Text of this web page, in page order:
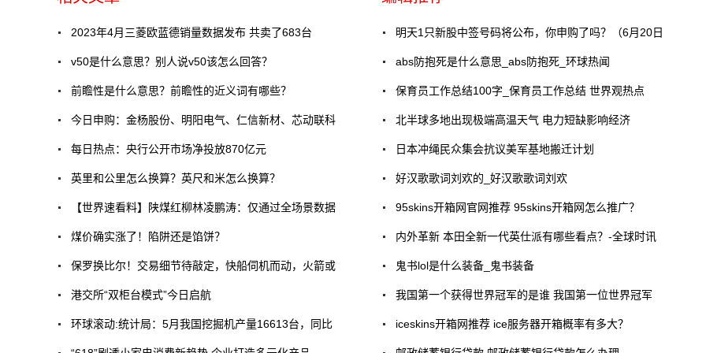
2023年4月三菱欧蓝德销量数据发布 共卖了683台
v50是什么意思？别人说v50该怎么回答？
前瞻性是什么意思？前瞻性的近义词有哪些？
今日申购：金杨股份、明阳电气、仁信新材、芯动联科
每日热点：央行公开市场净投放870亿元
英里和公里怎么换算？英尺和米怎么换算？
【世界速看料】陕煤红柳林凌鹏涛：仅通过全场景数据
​煤价确实涨了！陷阱还是馅饼？
保罗换比尔！交易细节待敲定，快船伺机而动，火箭或
港交所“双柜台模式”今日启航
环球滚动:统计局：5月我国挖掘机产量16613台，同比
明天1只新股中签号码将公布，你申购了吗？（6月20日
abs防抱死是什么意思_abs防抱死_环球热闻
保育员工作总结100字_保育员工作总结 世界观热点
北半球多地出现极端高温天气 电力短缺影响经济
日本冲绳民众集会抗议美军基地搬迁计划
好汉歌歌词刘欢的_好汉歌歌词刘欢
95skins开箱网官网推荐 95skins开箱网怎么推广？
内外革新 本田全新一代英仕派有哪些看点？-全球时讯
鬼书lol是什么装备_鬼书装备
我国第一个获得世界冠军的是谁 我国第一位世界冠军
iceskins开箱网推荐 ice服务器开箱概率有多大？